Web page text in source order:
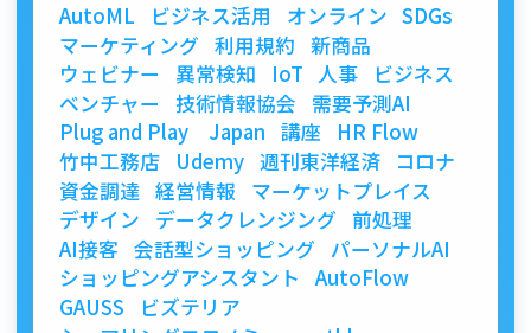
AutoML
ビジネス活用 オンライン SDGs
マーケティング 利用規約 新商品
ウェビナー
異常検知 IoT 人事
ビジネス
ベンチャー
技術情報協会
需要予測AI
Plug and Play Japan 講座
HR Flow
竹中工務店
Udemy 週刊東洋経済
コロナ
資金調達 経営情報
マーケットプレイス
デザイン
データクレンジング 前処理
AI接客 会話型ショッピング パーソナルAI
ショッピングアシスタント
AutoFlow
GAUSS
ビズテリア